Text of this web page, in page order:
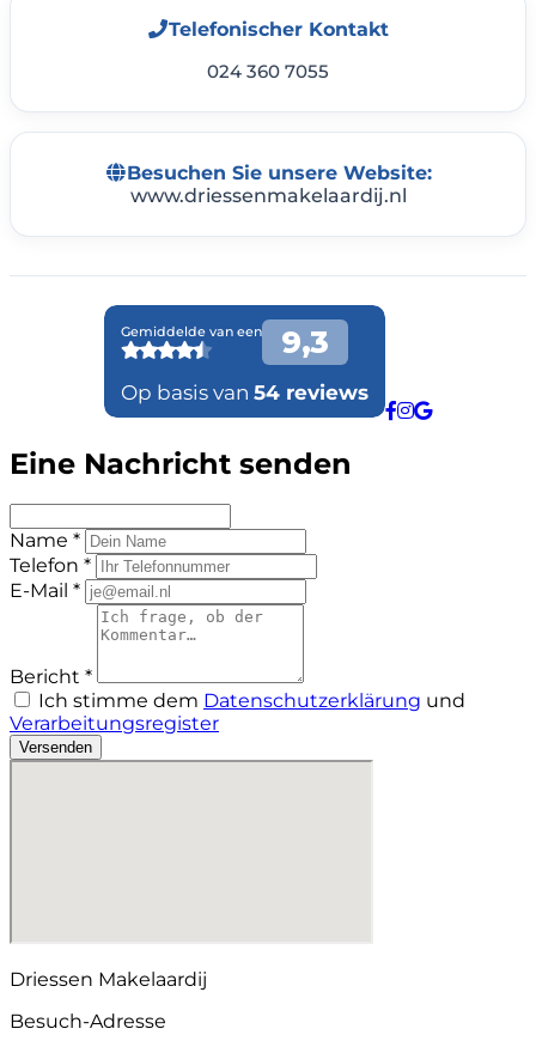
Telefonischer Kontakt
024 360 7055
Besuchen Sie unsere Website:
www.driessenmakelaardij.nl
Eine Nachricht senden
Name *
Telefon *
E-Mail *
Bericht *
Ich stimme dem Datenschutzerklärung und
Verarbeitungsregister
Versenden
Driessen Makelaardij
Besuch-Adresse